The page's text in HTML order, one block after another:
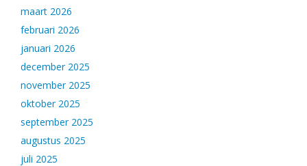
maart 2026
februari 2026
januari 2026
december 2025
november 2025
oktober 2025
september 2025
augustus 2025
juli 2025